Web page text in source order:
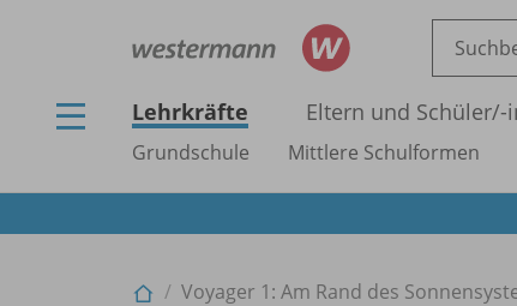
Lehrkräfte Eltern und Schüler/-
Grundschule Mittlere Schulformen
Voyager 1: Am Rand des